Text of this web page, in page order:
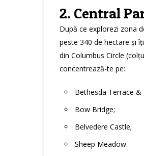
2. Central
După ce explorezi zona
peste 340 de hectare și
din Columbus Circle
concentrează-te pe:
Bethesda Terrace &
Bow Bridge;
Belvedere Castle;
Sheep Meadow.